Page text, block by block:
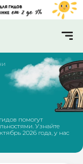
помогут
Узнайте
2026 года, у нас